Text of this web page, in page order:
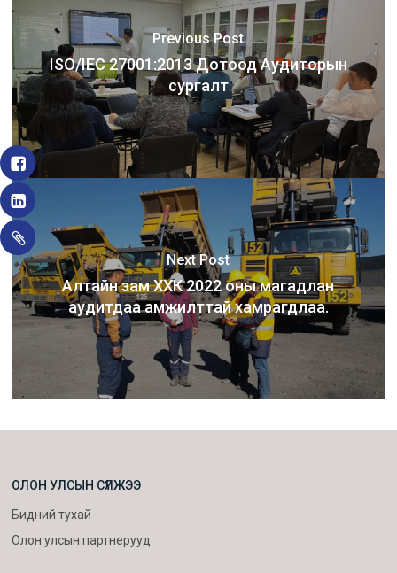
Previous Post
ISO/IEC 27001:2013 Дотоод Аудиторын
сургалт
Next Post
Алтайн зам ХХК 2022 оны магадлан
аудитдаа амжилттай хамрагдлаа.
ОЛОН УЛСЫН СҮЛЖЭЭ
Бидний тухай
Олон улсын партнерууд